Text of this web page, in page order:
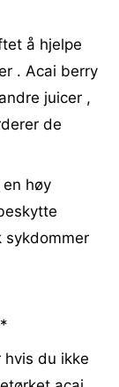
å hjelpe
. Acai berry
juicer ,
de
høy
sykdommer
du ikke